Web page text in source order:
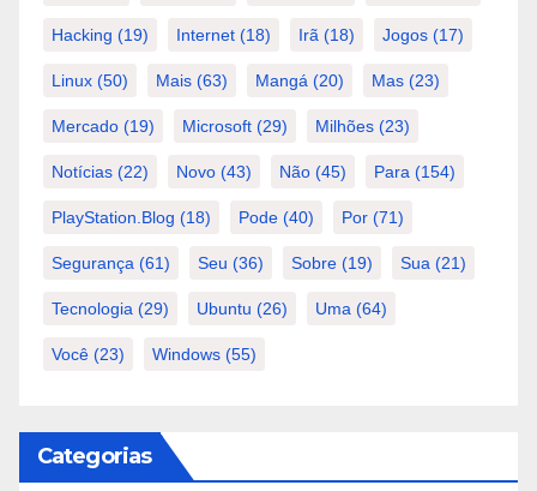
Hacking (19) Internet (18) Irã (18) Jogos (17)
Linux (50) Mais (63) Mangá (20) Mas (23)
Mercado (19) Microsoft (29) Milhões (23)
Notícias (22) Novo (43) Não (45) Para (154)
PlayStation.Blog (18) Pode (40) Por (71)
Segurança (61) Seu (36) Sobre (19) Sua (21)
Tecnologia (29) Ubuntu (26) Uma (64)
Você (23) Windows (55)
Categorias